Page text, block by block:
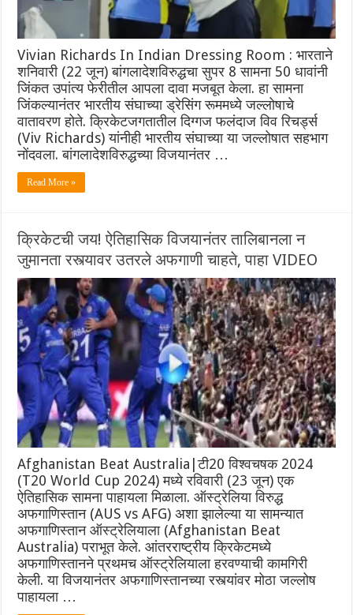
Vivian Richards In Indian Dressing Room : भारताने
शनिवारी (22 जून) बांगलादेशविरुद्धचा सुपर 8 सामना 50 धावांनी
जिंकत उपांत्य फेरीतील आपला दावा मजबूत केला. हा सामना
जिंकल्यानंतर भारतीय संघाच्या ड्रेसिंग रूममध्ये जल्लोषाचे
वातावरण होते. क्रिकेटजगतातील दिग्गज फलंदाज विव रिचर्ड्स
(Viv Richards) यांनीही भारतीय संघाच्या या जल्लोषात सहभाग
नोंदवला. बांगलादेशविरुद्धच्या विजयानंतर …
Read More »
क्रिकेटची जय! ऐतिहासिक विजयानंतर तालिबानला न
जुमानता रस्त्यावर उतरले अफगाणी चाहते, पाहा VIDEO
Afghanistan Beat Australia|टी20 विश्वचषक 2024
(T20 World Cup 2024) मध्ये रविवारी (23 जून) एक
ऐतिहासिक सामना पाहायला मिळाला. ऑस्ट्रेलिया विरुद्ध
अफगाणिस्तान (AUS vs AFG) अशा झालेल्या या सामन्यात
अफगाणिस्तान ऑस्ट्रेलियाला (Afghanistan Beat
Australia) पराभूत केले. आंतरराष्ट्रीय क्रिकेटमध्ये
अफगाणिस्तानने प्रथमच ऑस्ट्रेलियाला हरवण्याची कामगिरी
केली. या विजयानंतर अफगाणिस्तानच्या रस्त्यांवर मोठा जल्लोष
पाहायला …